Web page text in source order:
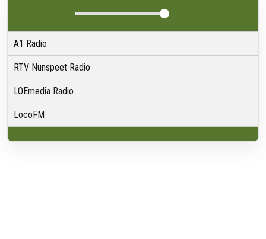
A1 Radio
RTV Nunspeet Radio
LOEmedia Radio
LocoFM